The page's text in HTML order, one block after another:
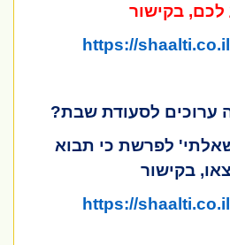
לכם, בקישור
https://
ערוכים לסעודת שבת?
לפרשת כי תבוא
בקישור
https://